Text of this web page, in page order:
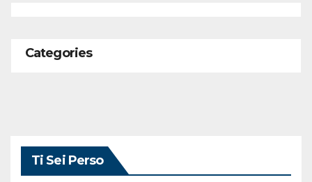
Categories
Ti Sei Perso